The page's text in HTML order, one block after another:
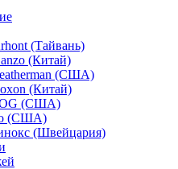
(Тайвань)
(Китай)
(США)
(Китай)
(США)
(США)
(Швейцария)